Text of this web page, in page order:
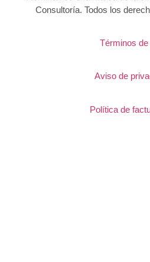
Consultoría. Todos los
Términos
Aviso de
Política de